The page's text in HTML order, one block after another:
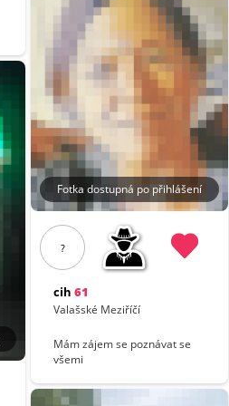
Fotka dostupná po přihlášení
?
cih 61
Valašské Meziříčí
Mám zájem se poznávat se
všemi